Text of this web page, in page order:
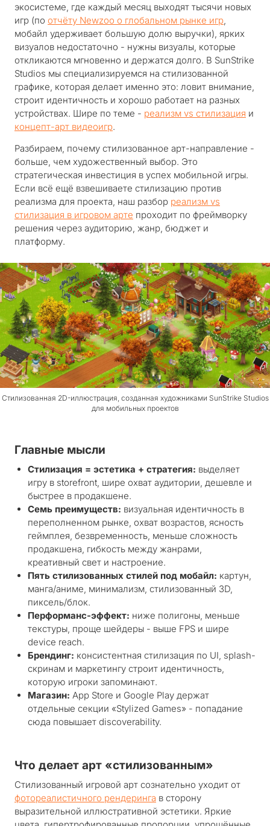
экосистеме, где каждый месяц выходят тысячи новых
игр (по отчёту Newzoo о глобальном рынке игр,
мобайл удерживает большую долю выручки), ярких
визуалов недостаточно - нужны визуалы, которые
откликаются мгновенно и держатся долго. В SunStrike
Studios мы специализируемся на стилизованной
графике, которая делает именно это: ловит внимание,
строит идентичность и хорошо работает на разных
устройствах. Шире по теме - реализм vs стилизация и
концепт-арт видеоигр.
Разбираем, почему стилизованное арт-направление -
больше, чем художественный выбор. Это
стратегическая инвестиция в успех мобильной игры.
Если всё ещё взвешиваете стилизацию против
реализма для проекта, наш разбор реализм vs
стилизация в игровом арте проходит по фреймворку
решения через аудиторию, жанр, бюджет и
платформу.
Стилизованная 2D-иллюстрация, созданная художниками SunStrike Studios
для мобильных проектов
Главные мысли
Стилизация = эстетика + стратегия: выделяет
игру в storefront, шире охват аудитории, дешевле и
быстрее в продакшене.
Семь преимуществ: визуальная идентичность в
переполненном рынке, охват возрастов, ясность
геймплея, безвременность, меньше сложность
продакшена, гибкость между жанрами,
креативный свет и настроение.
Пять стилизованных стилей под мобайл: картун,
манга/аниме, минимализм, стилизованный 3D,
пиксель/блок.
Перформанс-эффект: ниже полигоны, меньше
текстуры, проще шейдеры - выше FPS и шире
device reach.
Брендинг: консистентная стилизация по UI, splash-
скринам и маркетингу строит идентичность,
которую игроки запоминают.
Магазин: App Store и Google Play держат
отдельные секции «Stylized Games» - попадание
сюда повышает discoverability.
Что делает арт «стилизованным»
Стилизованный игровой арт сознательно уходит от
фотореалистичного рендеринга в сторону
выразительной иллюстративной эстетики. Яркие